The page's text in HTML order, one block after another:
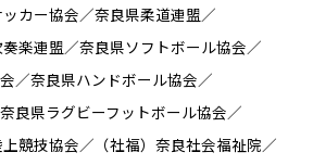
カー協会
奈良県柔道連盟
楽連盟
奈良県ソフトボール協会
奈良県ハンドボール協会
奈良県ラグビーフットボール協会
競技協会
（社福）奈良社会福祉院